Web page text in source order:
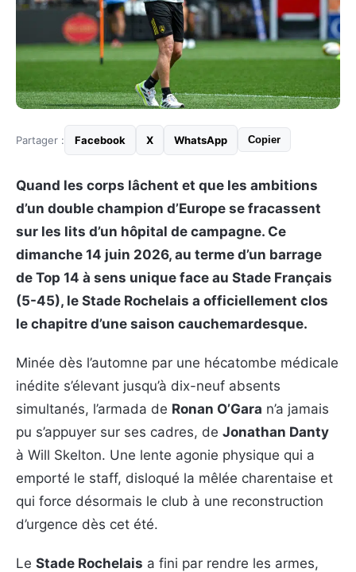
Partager : Facebook X WhatsApp Copier
Quand les corps lâchent et que les ambitions
d’un double champion d’Europe se fracassent
sur les lits d’un hôpital de campagne. Ce
dimanche 14 juin 2026, au terme d’un barrage
de Top 14 à sens unique face au Stade Français
(5-45), le Stade Rochelais a officiellement clos
le chapitre d’une saison cauchemardesque.
Minée dès l’automne par une hécatombe médicale
inédite s’élevant jusqu’à dix-neuf absents
simultanés, l’armada de Ronan O’Gara n’a jamais
pu s’appuyer sur ses cadres, de Jonathan Danty
à Will Skelton. Une lente agonie physique qui a
emporté le staff, disloqué la mêlée charentaise et
qui force désormais le club à une reconstruction
d’urgence dès cet été.
Le Stade Rochelais a fini par rendre les armes,